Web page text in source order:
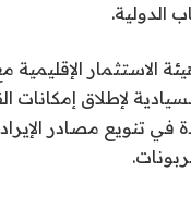
الدولية.
الاستثمار الإقليمية
لإطلاق إمكانات
في تنويع مصادر